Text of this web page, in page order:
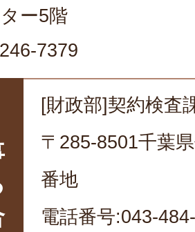
ー5階
7379
[財政部]契約検査
〒285-8501千葉
番地
電話番号:043-